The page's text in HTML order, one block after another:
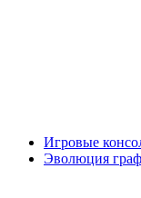
Игровые
Эволюция